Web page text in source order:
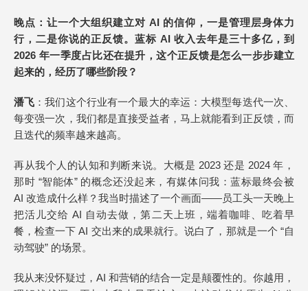
晚点 ：让一个大组织建立对 AI 的信仰，一是管理层身体力
行，二是你说的正反馈。蓝标 AI 收入去年是三十多亿，到
2026 年一季度占比还在提升，这个正反馈是怎么一步步建立
起来的，经历了哪些阶段？
潘飞 ：我们这个行业有一个最大的幸运：大模型每迭代一次、
每变强一次，我们都是直接受益者，马上就能看到正反馈，而
且迭代的频率越来越高。
再从我个人的认知和判断来说。大概是 2023 还是 2024 年，
那时 “智能体” 的概念还没起来，有媒体问我：蓝标最终会被
AI 改造成什么样？我当时描述了一个画面——员工头一天晚上
把活儿交给 AI 自动去做，第二天上班，端着咖啡、吃着早
餐，检查一下 AI 交出来的成果就行。说白了，那就是一个 “自
动驾驶” 的场景。
我从来没怀疑过，AI 和营销的结合一定是颠覆性的。你越用，